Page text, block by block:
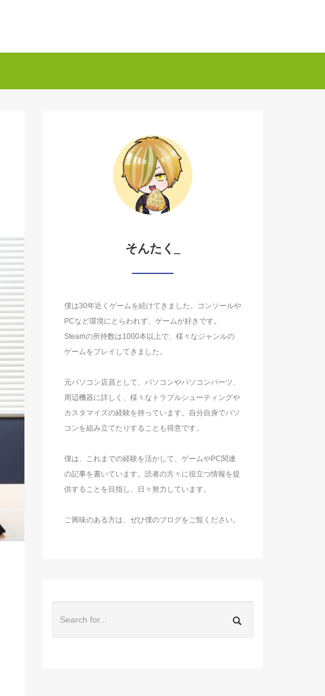
そんたく_
僕は30年近くゲームを続けてきました。コンソールや
PCなど環境にとらわれず、ゲームが好きです。
Steamの所持数は1000本以上で、様々なジャンルの
ゲームをプレイしてきました。
元パソコン店員として、パソコンやパソコンパーツ、
周辺機器に詳しく、様々なトラブルシューティングや
カスタマイズの経験を持っています。自分自身でパソ
コンを組み立てたりすることも得意です。
僕は、これまでの経験を活かして、ゲームやPC関連
の記事を書いています。読者の方々に役立つ情報を提
供することを目指し、日々努力しています。
ご興味のある方は、ぜひ僕のブログをご覧ください。